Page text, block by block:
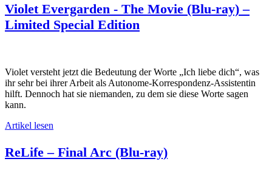
Violet Evergarden - The Movie (Blu-ray) –
Limited Special Edition
Violet versteht jetzt die Bedeutung der Worte „Ich liebe dich“, was
ihr sehr bei ihrer Arbeit als Autonome-Korrespondenz-Assistentin
hilft. Dennoch hat sie niemanden, zu dem sie diese Worte sagen
kann.
Artikel lesen
ReLife – Final Arc (Blu-ray)